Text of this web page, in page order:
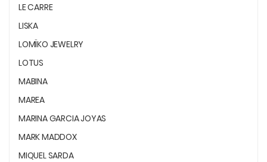
LE CARRE
LISKA
LOMÏKO JEWELRY
LOTUS
MABINA
MAREA
MARINA GARCIA JOYAS
MARK MADDOX
MIQUEL SARDA